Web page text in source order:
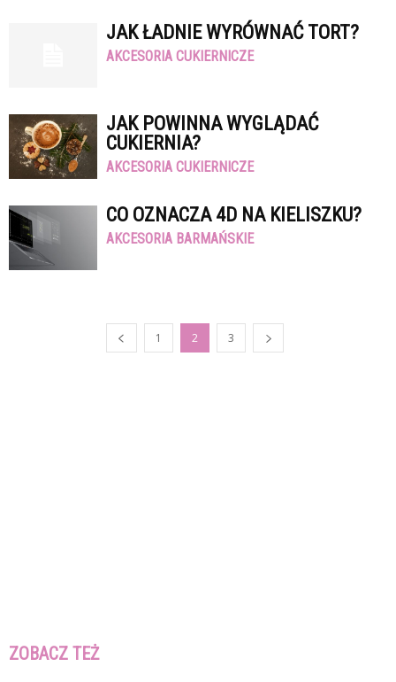
JAK ŁADNIE WYRÓWNAĆ TORT?
AKCESORIA CUKIERNICZE
JAK POWINNA WYGLĄDAĆ
CUKIERNIA?
AKCESORIA CUKIERNICZE
CO OZNACZA 4D NA KIELISZKU?
AKCESORIA BARMAŃSKIE
1 2 3
ZOBACZ TEŻ